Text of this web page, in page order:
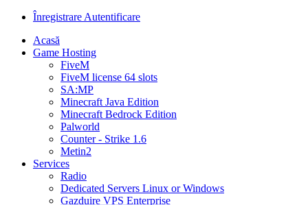
Înregistrare Autentificare
Acasă
Game Hosting
FiveM
FiveM license 64 slots
SA:MP
Minecraft Java Edition
Minecraft Bedrock Edition
Palworld
Counter - Strike 1.6
Metin2
Services
Radio
Dedicated Servers Linux or Windows
Gazduire VPS Enterprise